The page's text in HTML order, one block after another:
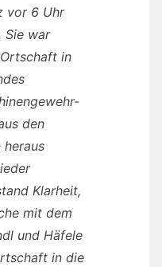
vor 6 Uhr
Sie war
in
den
heraus
Klarheit,
mit dem
und Häfele
in die